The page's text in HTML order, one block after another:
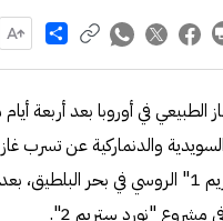
Share
الطبيعي في أوروبا بعد أربعة
والدنماركية عن تسرب
أنابيب "نورد ستريم 1" الروسي في بحر
"نورد ستريم 2".